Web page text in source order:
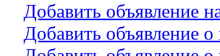
Добавить объявление
Добавить объявление